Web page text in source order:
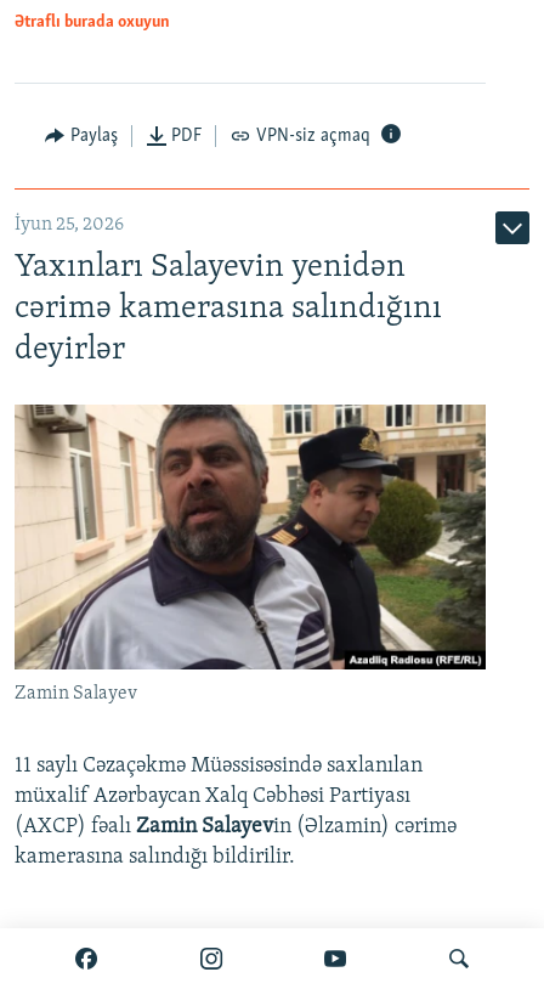
Ətraflı burada oxuyun
Paylaş PDF VPN-siz açmaq
İyun 25, 2026
Yaxınları Salayevin yenidən
cərimə kamerasına salındığını
deyirlər
Zamin Salayev
11 saylı Cəzaçəkmə Müəssisəsində saxlanılan
müxalif Azərbaycan Xalq Cəbhəsi Partiyası
(AXCP) fəalı Zamin Salayevin (Əlzamin) cərimə
kamerasına salındığı bildirilir.
Ətraflı burada oxuyun